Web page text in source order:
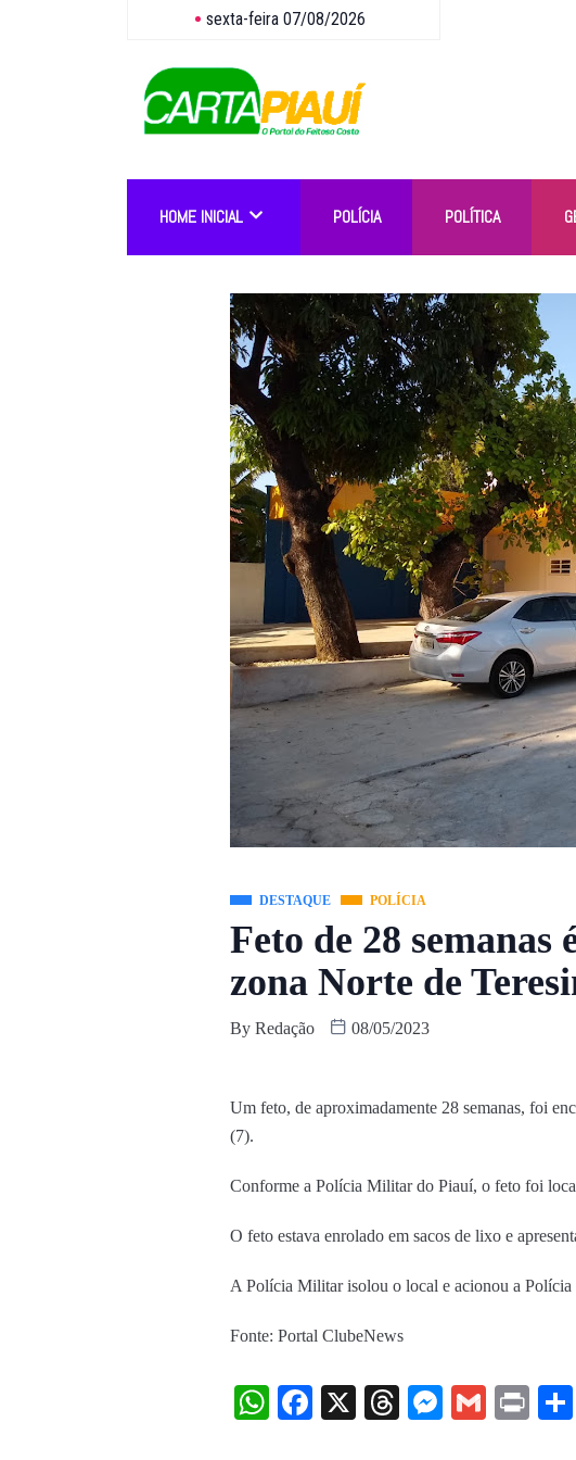
sexta-feira 07/08/2026
HOME INICIAL POLÍCIA POLÍTICA
DESTAQUE POLÍCIA
Feto de 28
zona Norte de
By Redação 08/05/2023
Um feto, de aproximadamente 28 semanas, foi
(7).
Conforme a Polícia Militar do Piauí, o feto foi
O feto estava enrolado em sacos de lixo e
A Polícia Militar isolou o local e acionou a
Fonte: Portal ClubeNews
WhatsApp
Facebook
X Threads
Messenger
Gmail